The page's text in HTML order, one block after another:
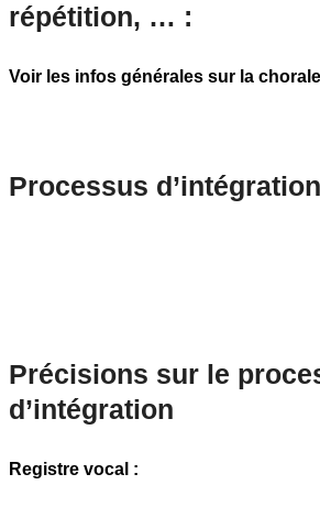
répétition, … :
Voir les infos générales sur la
Processus d’intégration
Précisions sur le
d’intégration
Registre vocal :